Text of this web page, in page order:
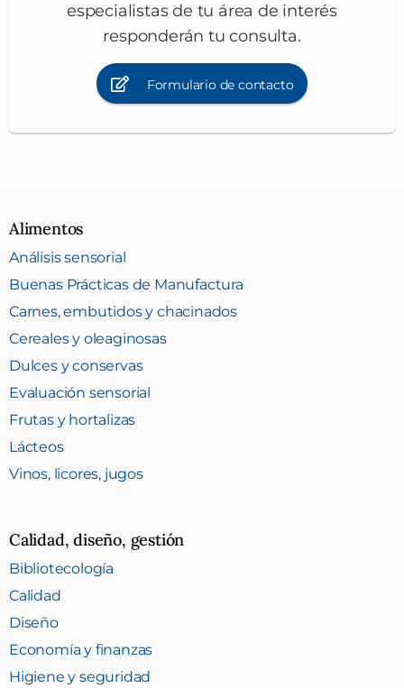
especialistas de tu área de interés
responderán tu consulta.
Formulario de contacto
Alimentos
Análisis sensorial
Buenas Prácticas de Manufactura
Carnes, embutidos y chacinados
Cereales y oleaginosas
Dulces y conservas
Evaluación sensorial
Frutas y hortalizas
Lácteos
Vinos, licores, jugos
Calidad, diseño, gestión
Bibliotecología
Calidad
Diseño
Economía y finanzas
Higiene y seguridad